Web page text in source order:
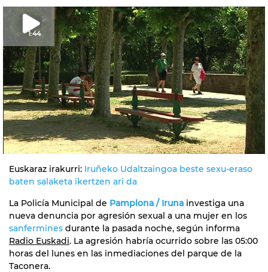
1:44
Euskaraz irakurri: Iruñeko Udaltzaingoa beste sexu-eraso
baten salaketa ikertzen ari da
La Policía Municipal de Pamplona / Iruna investiga una
nueva denuncia por agresión sexual a una mujer en los
sanfermines durante la pasada noche, según informa
Radio Euskadi. La agresión habría ocurrido sobre las 05:00
horas del lunes en las inmediaciones del parque de la
Taconera.